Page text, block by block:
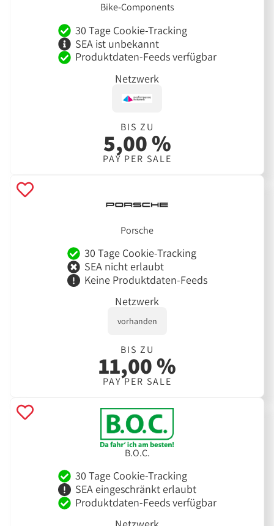
Bike-Components
30 Tage Cookie-Tracking
SEA ist unbekannt
Produktdaten-Feeds verfügbar
Netzwerk
BIS ZU
5,00 %
PAY PER SALE
Porsche
30 Tage Cookie-Tracking
SEA nicht erlaubt
Keine Produktdaten-Feeds
Netzwerk
vorhanden
BIS ZU
11,00 %
PAY PER SALE
B.O.C.
30 Tage Cookie-Tracking
SEA eingeschränkt erlaubt
Produktdaten-Feeds verfügbar